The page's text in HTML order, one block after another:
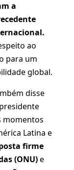
a
ao
para um
global.
disse
momentos
Latina e
firme
(ONU)e